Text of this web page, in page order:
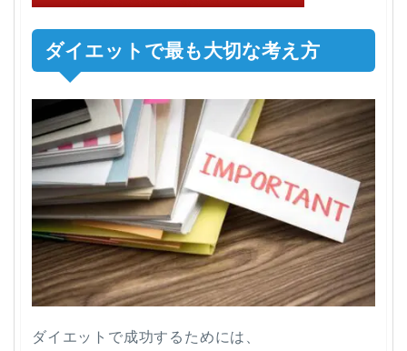
ダイエットで最も大切な考え方
ダイエットで成功するためには、